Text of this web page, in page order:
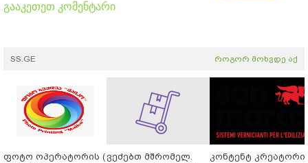
გააკეთეთ კომენტარი
SS.GE როგორ მოხვდე აქ
ფოტო ოპერატორის (ვეძებთ მშრომელ.
კონტენტ კრეატორი